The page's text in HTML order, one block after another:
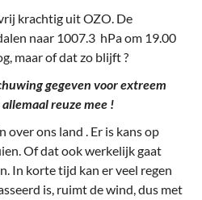
krachtig uit OZO. De
naar 1007.3 hPa om 19.00
maar of dat zo blijft ?
gegeven voor extreem
reuze mee !
ons land . Er is kans op
Of dat ook werkelijk gaat
In korte tijd kan er veel regen
is, ruimt de wind, dus met